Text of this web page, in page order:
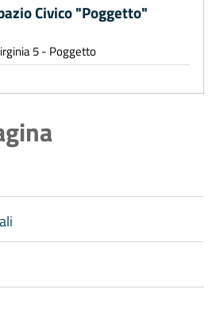
Civico "Poggetto"
5 - Poggetto